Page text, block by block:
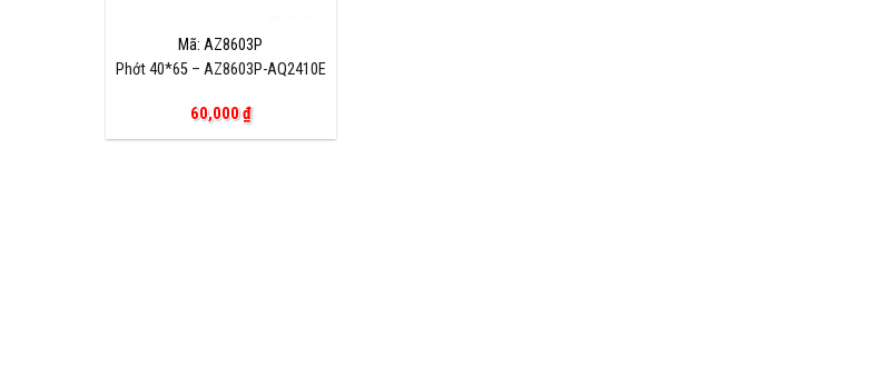
Mã: AZ8603P
Phớt 40*65 – AZ8603P-AQ2410E
60,000₫